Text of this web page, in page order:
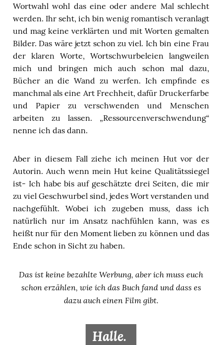
Wortwahl wohl das eine oder andere Mal schlecht
werden. Ihr seht, ich bin wenig romantisch veranlagt
und mag keine verklärten und mit Worten gemalten
Bilder. Das wäre jetzt schon zu viel. Ich bin eine Frau
der klaren Worte, Wortschwurbeleien langweilen
mich und bringen mich auch schon mal dazu,
Bücher an die Wand zu werfen. Ich empfinde es
manchmal als eine Art Frechheit, dafür Druckerfarbe
und Papier zu verschwenden und Menschen
arbeiten zu lassen. „Ressourcenverschwendung“
nenne ich das dann.
Aber in diesem Fall ziehe ich meinen Hut vor der
Autorin. Auch wenn mein Hut keine Qualitätssiegel
ist- Ich habe bis auf geschätzte drei Seiten, die mir
zu viel Geschwurbel sind, jedes Wort verstanden und
nachgefühlt. Wobei ich zugeben muss, dass ich
natürlich nur im Ansatz nachfühlen kann, was es
heißt nur für den Moment lieben zu können und das
Ende schon in Sicht zu haben.
Das ist keine bezahlte Werbung, aber ich muss euch
schon erzählen, wie ich das Buch fand und dass es
dazu auch einen Film gibt.
Halle.